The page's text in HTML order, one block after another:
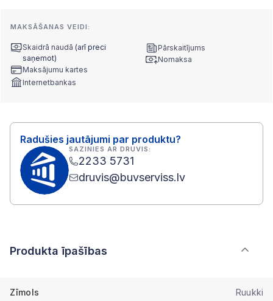
MAKSĀŠANAS VEIDI:
Skaidrā naudā (arī preci
saņemot)
Maksājumu kartes
Internetbankas
Pārskaitījums
Nomaksa
Radušies jautājumi par produktu?
SAZINIES AR DRUVIS:
2233 5731
druvis@buvserviss.lv
Produkta īpašības
Zīmols
Ruukki